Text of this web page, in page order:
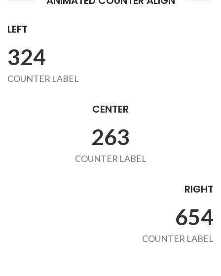
LEFT
324
COUNTER LABEL
CENTER
263
COUNTER LABEL
RIGHT
654
COUNTER LABEL